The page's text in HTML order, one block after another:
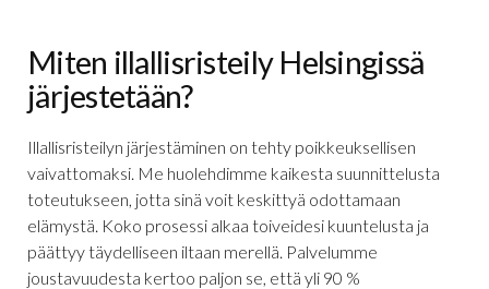
Miten illallisristeily Helsingissä
järjestetään?
Illallisristeilyn järjestäminen on tehty poikkeuksellisen
vaivattomaksi. Me huolehdimme kaikesta suunnittelusta
toteutukseen, jotta sinä voit keskittyä odottamaan
elämystä. Koko prosessi alkaa toiveidesi kuuntelusta ja
päättyy täydelliseen iltaan merellä. Palvelumme
joustavuudesta kertoo paljon se, että yli 90 %